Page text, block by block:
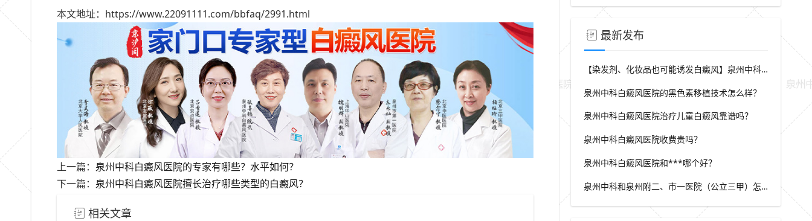
本文地址：https://www.22091111.com/bbfaq/2991.html
上一篇： 泉州中科白癜风医院的专家有哪些？水平如何？
下一篇： 泉州中科白癜风医院擅长治疗哪些类型的白癜风？
相关文章
最新发布
【染发剂、化妆品也可能诱发白癜风】泉州中科提醒关注化学物质风险
泉州中科白癜风医院的黑色素移植技术怎么样？
泉州中科白癜风医院治疗儿童白癜风靠谱吗？
泉州中科白癜风医院收费贵吗？
泉州中科白癜风医院和***哪个好？
泉州中科和泉州附二、市一医院（公立三甲）怎么选？